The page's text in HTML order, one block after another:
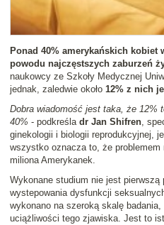
Ponad 40% amerykańskich
powodu najczęstszych zaburzeń
naukowcy ze Szkoły Medycznej
jednak, zaledwie około 12% z nich
Dobra wiadomość jest taka, że 12%
40% - podkreśla dr Jan Shifren,
ginekologii i biologii reprodukcyjnej,
wszystko oznacza to, że problemem
miliona Amerykanek.
Wykonane studium nie jest pierwszą
wystepowania dysfunkcji
wykonano na szeroką skalę
uciążliwości tego zjawiska. Jest to